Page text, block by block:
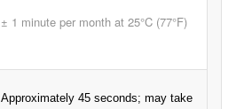
± 1 minute per month at 25°C (77°F)
Approximately 45 seconds; may take